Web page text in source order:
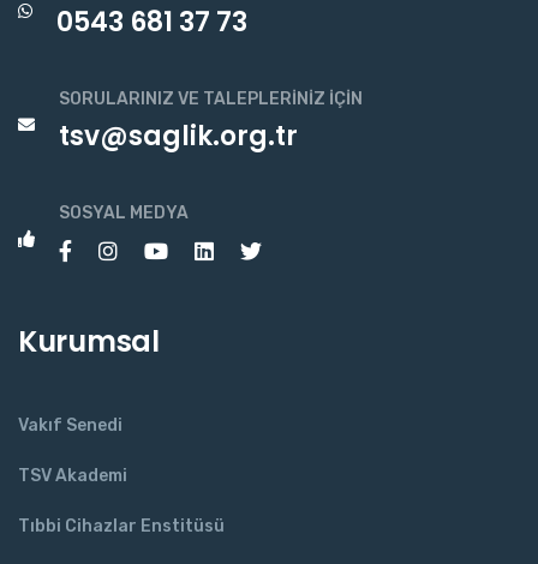
0543 681 37 73
SORULARINIZ VE TALEPLERINIZ İÇIN
tsv@saglik.org.tr
SOSYAL MEDYA
Kurumsal
Vakıf Senedi
TSV Akademi
Tıbbi Cihazlar Enstitüsü